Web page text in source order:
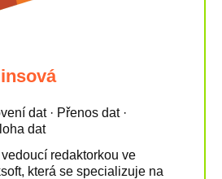
dat · Přenos dat ·
dat
redaktorkou ve
která se specializuje na